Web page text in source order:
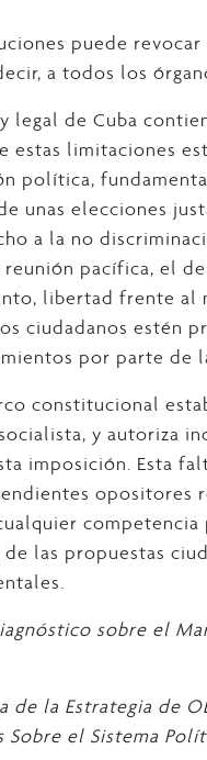
puede
a todos los
legal de Cuba
estas limitaciones
política,
unas elecciones
a la no
pacífica, el
libertad frente al
ciudadanos estén
por parte de
constitucional
y autoriza
imposición. Esta
opositores
las propuestas
sobre el
de la Estrategia de
el Sistema